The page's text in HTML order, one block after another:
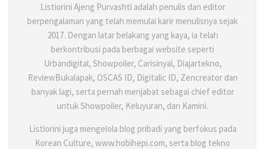
Listiorini Ajeng Purvashti adalah penulis dan editor
berpengalaman yang telah memulai karir menulisnya sejak
2017. Dengan latar belakang yang kaya, ia telah
berkontribusi pada berbagai website seperti
Urbandigital, Showpoiler, Carisinyal, Diajartekno,
ReviewBukalapak, OSCAS ID, Digitalic ID, Zencreator dan
banyak lagi, serta pernah menjabat sebagai chief editor
untuk Showpoiler, Keluyuran, dan Kamini.
Listiorini juga mengelola blog pribadi yang berfokus pada
Korean Culture, www.hobihepi.com, serta blog tekno